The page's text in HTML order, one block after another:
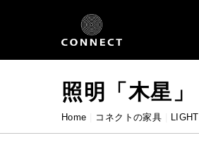
照明「木星」
Home コネクトの家具 LIGHT